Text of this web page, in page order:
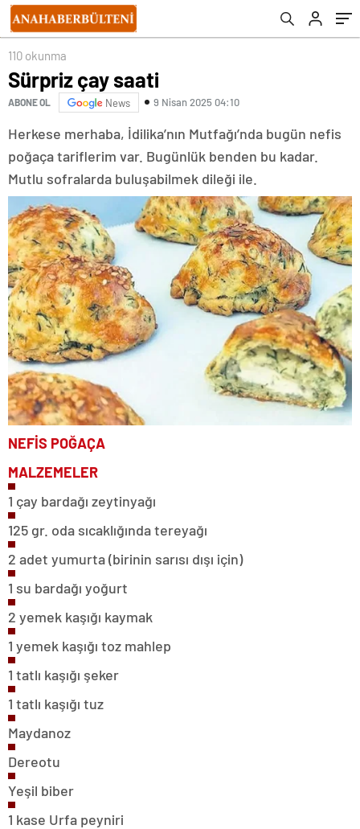
110 okunma
Sürpriz çay saati
ABONE OL News 9 Nisan 2025 04:10
Herkese merhaba, İdilika’nın Mutfağı’nda bugün nefis
poğaça tariflerim var. Bugünlük benden bu kadar.
Mutlu sofralarda buluşabilmek dileği ile.
NEFİS POĞAÇA
MALZEMELER
1 çay bardağı zeytinyağı
125 gr. oda sıcaklığında tereyağı
2 adet yumurta (birinin sarısı dışı için)
1 su bardağı yoğurt
2 yemek kaşığı kaymak
1 yemek kaşığı toz mahlep
1 tatlı kaşığı şeker
1 tatlı kaşığı tuz
Maydanoz
Dereotu
Yeşil biber
1 kase Urfa peyniri
Batuhan Aydar’ın son hali görenleri
şaşırtıyor